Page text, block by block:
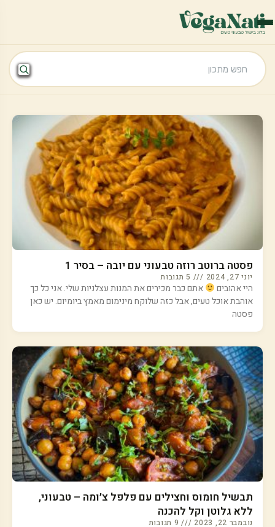
פסטה ברוטב רוזה טבעוני עם יובה – בסיר 1
יוני 27, 2024
היי אהובים
אתם כבר מכירים את המנות עצלניות שלי. אני כל כך
אוהבת אוכל טעים, אבל כזה שלוקח מינימום מאמץ ביומיום. יש כאן
פסטה
תבשיל חומוס וחצילים עם פלפל צ׳ומה – טבעוני,
ללא גלוטן וקל להכנה
נובמבר 22, 2023 9 תגובות